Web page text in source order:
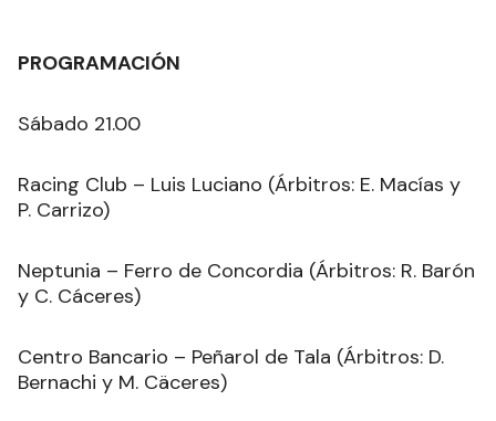
PROGRAMACIÓN
Sábado 21.00
Racing Club – Luis Luciano (Árbitros: E. Macías y
P. Carrizo)
Neptunia – Ferro de Concordia (Árbitros: R. Barón
y C. Cáceres)
Centro Bancario – Peñarol de Tala (Árbitros: D.
Bernachi y M. Cäceres)